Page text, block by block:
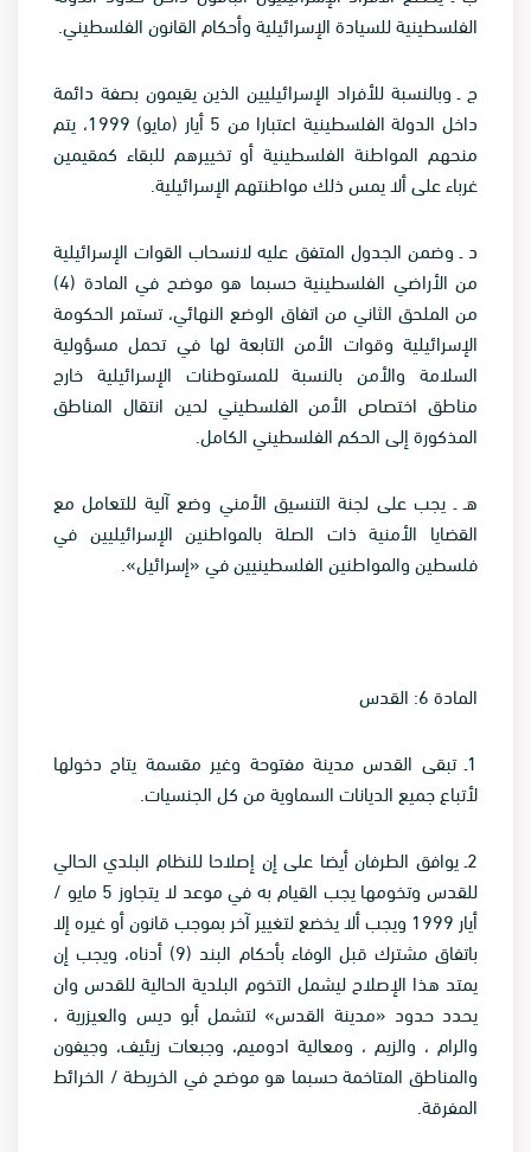
الفلسطينية للسيادة الإسرائيلية وأحكام القانون الفلسطيني.
ج ـ وبالنسبة للأفراد الإسرائيليين الذين يقيمون بصفة دائمة
داخل الدولة الفلسطينية اعتبارا من 5 أيار (مايو) 1999، يتم
منحهم المواطنة الفلسطينية أو تخييرهم للبقاء كمقيمين
غرباء على ألا يمس ذلك مواطنتهم الإسرائيلية.
د ـ وضمن الجدول المتفق عليه لانسحاب القوات الإسرائيلية
من الأراضي الفلسطينية حسبما هو موضح في المادة (4)
من الملحق الثاني من اتفاق الوضع النهائي، تستمر الحكومة
الإسرائيلية وقوات الأمن التابعة لها في تحمل مسؤولية
السلامة والأمن بالنسبة للمستوطنات الإسرائيلية خارج
مناطق اختصاص الأمن الفلسطيني لحين انتقال المناطق
المذكورة إلى الحكم الفلسطيني الكامل.
هـ ـ يجب على لجنة التنسيق الأمني وضع آلية للتعامل مع
القضايا الأمنية ذات الصلة بالمواطنين الإسرائيليين في
فلسطين والمواطنين الفلسطينيين في «إسرائيل».
المادة 6: القدس
1ـ تبقى القدس مدينة مفتوحة وغير مقسمة يتاح دخولها
لأتباع جميع الديانات السماوية من كل الجنسيات.
2ـ يوافق الطرفان أيضا على إن إصلاحا للنظام البلدي الحالي
للقدس وتخومها يجب القيام به في موعد لا يتجاوز 5 مايو /
أيار 1999 ويجب ألا يخضع لتغيير آخر بموجب قانون أو غيره إلا
باتفاق مشترك قبل الوفاء بأحكام البند (9) أدناه، ويجب إن
يمتد هذا الإصلاح ليشمل التخوم البلدية الحالية للقدس وان
يحدد حدود «مدينة القدس» لتشمل أبو ديس والعيزرية ،
والرام ، والزيم ، ومعالية ادوميم، وجبعات زيئيف، وجيفون
والمناطق المتاخمة حسبما هو موضح في الخريطة / الخرائط
المفرقة.